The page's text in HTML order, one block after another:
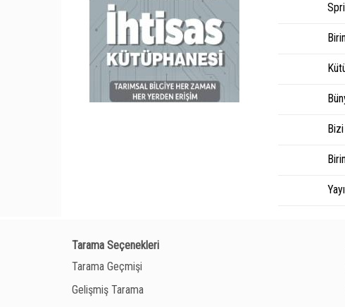
Tarama Seçenekleri
Tarama Geçmişi
Gelişmiş Tarama